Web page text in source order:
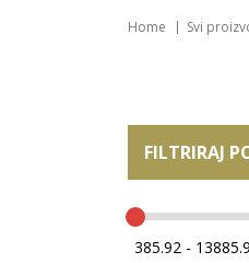
Home Svi
FILTRIRAJ